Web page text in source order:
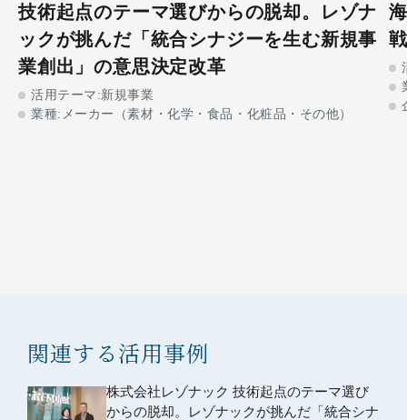
技術起点のテーマ選びからの脱却。レゾナ
ックが挑んだ「統合シナジーを生む新規事
業創出」の意思決定改革
活用テーマ:新規事業
業種:メーカー（素材・化学・食品・化粧品・その他）​
関連する活用事例
株式会社レゾナック 技術起点のテーマ選び
からの脱却。レゾナックが挑んだ「統合シナ